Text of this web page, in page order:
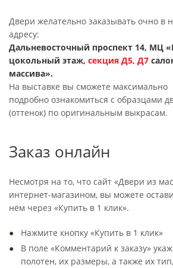
Двери желательно заказывать очно в
адресу:
Дальневосточный проспект 14, МЦ
цокольный этаж, секция Д5, Д7
массива».
На выставке вы сможете максимально
подробно ознакомиться с образцами
(оттенок) по оригинальным выкрасам.
Заказ онлайн
Несмотря на то, что сайт «Двери из
интернет-магазином, вы можете
нём через «Купить в 1 клик».
Нажмите кнопку «Купить в 1 клик»
В поле «Комментарий к заказу»
полотен, их размеры, а также их